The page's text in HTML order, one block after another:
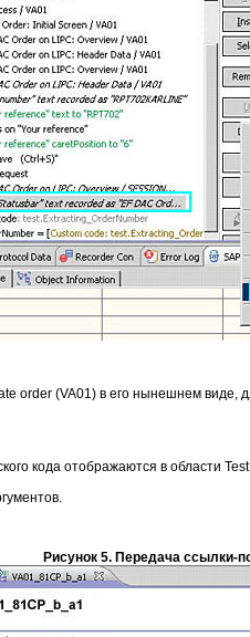
order (VA01) в его нынешнем
кода отображаются в области
Рисунок 5. Передача ссылки-